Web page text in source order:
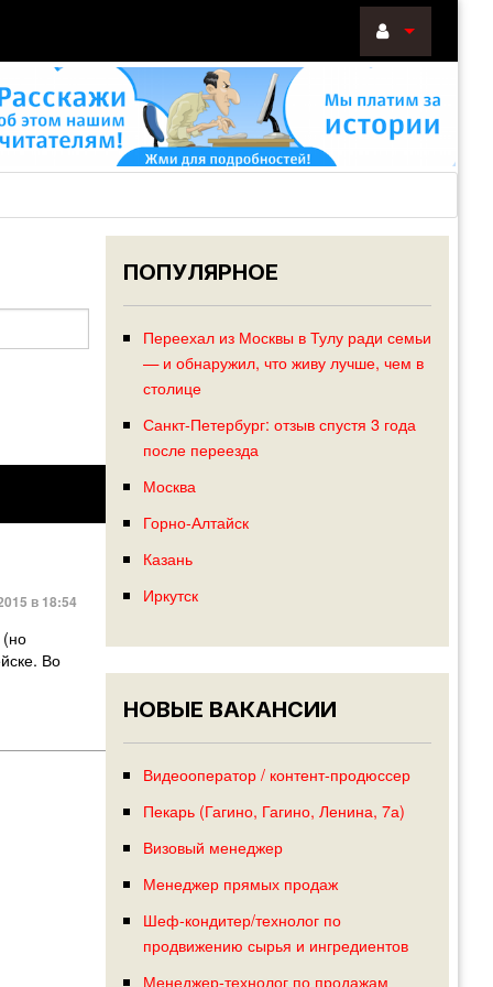
Войти
в 18:54
Во
ПОПУЛЯРНОЕ
Переехал из Москвы в Тулу ради семьи
— и обнаружил, что живу лучше, чем в
столице
Санкт-Петербург: отзыв спустя 3 года
после переезда
Москва
Горно-Алтайск
Казань
Иркутск
НОВЫЕ ВАКАНСИИ
Видеооператор / контент-продюссер
Пекарь (Гагино, Гагино, Ленина, 7а)
Визовый менеджер
Менеджер прямых продаж
Шеф-кондитер/технолог по
продвижению сырья и ингредиентов
Менеджер-технолог по продажам